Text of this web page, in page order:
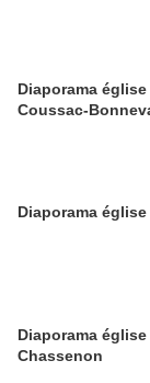
Diaporama
Coussac-
Diaporama église
Diaporama
Chassenon